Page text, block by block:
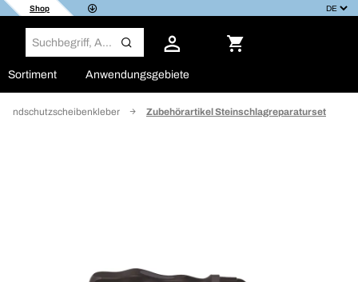
Shop
Sortiment Anwendungsgebiete
Windschutzscheibenkleber Zubehörartikel Steinschlagreparaturset